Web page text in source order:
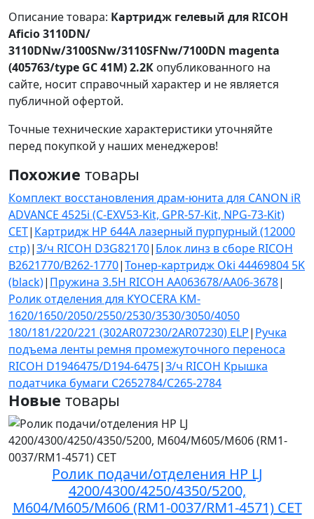
Описание товара: Картридж гелевый для RICOH
Aficio 3110DN/
3110DNw/3100SNw/3110SFNw/7100DN magenta
(405763/type GC 41M) 2.2К опубликованного на
сайте, носит справочный характер и не является
публичной офертой.
Точные технические характеристики уточняйте
перед покупкой у наших менеджеров!
Похожие товары
Комплект восстановления драм-юнита для CANON iR
ADVANCE 4525i (C-EXV53-Kit, GPR-57-Kit, NPG-73-Kit)
CET| Картридж HP 644A лазерный пурпурный (12000
стр)|З/ч RICOH D3G82170| Блок линз в сборе RICOH
B2621770/B262-1770|Тонер-картридж Oki 44469804 5K
(black)| Пружина 3.5Н RICOH AA063678/AA06-3678|
Ролик отделения для KYOCERA KM-
1620/1650/2050/2550/2530/3530/3050/4050
180/181/220/221 (302AR07230/2AR07230) ELP| Ручка
подъема ленты ремня промежуточного переноса
RICOH D1946475/D194-6475|З/ч RICOH Крышка
податчика бумаги C2652784/C265-2784
Новые товары
Ролик подачи/отделения HP LJ
4200/4300/4250/4350/5200,
M604/M605/M606 (RM1-0037/RM1-4571) CET